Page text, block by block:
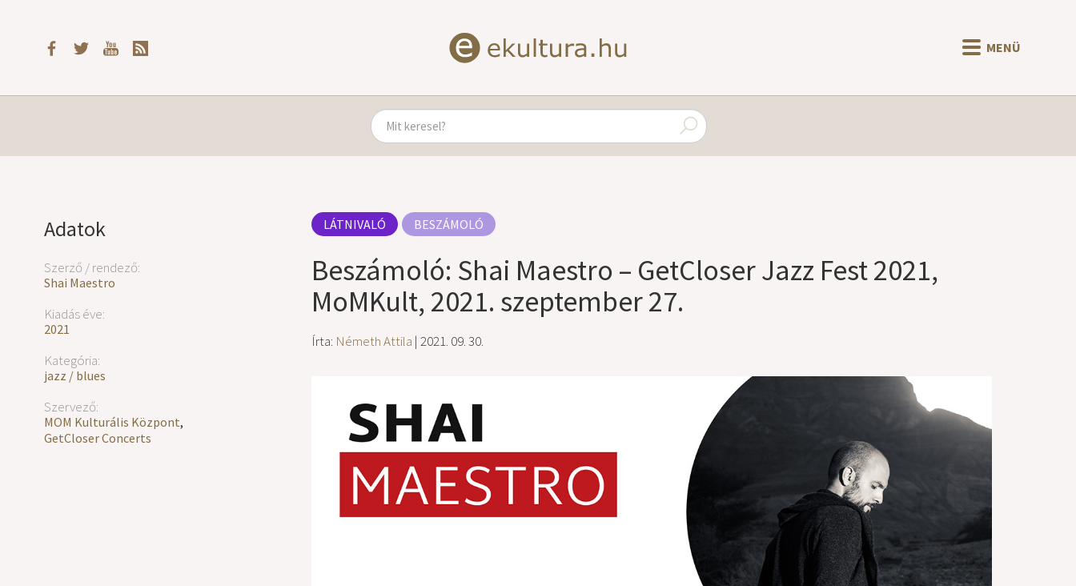
MENÜ
Adatok
Szerző / rendező:
Shai Maestro
Kiadás éve:
2021
Kategória:
jazz / blues
Szervező:
MOM Kulturális Központ,
GetCloser Concerts
LÁTNIVALÓ BESZÁMOLÓ
Beszámoló: Shai Maestro – GetCloser Jazz Fest 2021,
MoMKult, 2021. szeptember 27.
Írta: Németh Attila | 2021. 09. 30.